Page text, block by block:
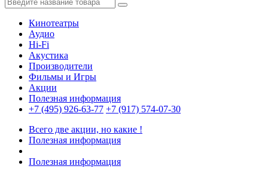
Кинотеатры
Аудио
Hi-Fi
Акустика
Производители
Фильмы и Игры
Акции
Полезная информация
+7 (495) 926-63-77 +7 (917) 574-07-30
Всего две акции, но какие !
Полезная информация
Полезная информация